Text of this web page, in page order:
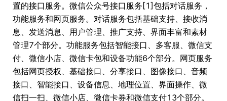
置的接口服务。微信公众号接口服务[1]包括对话服务，
功能服务和网页服务。对话服务包括基础支持、接收消
息、发送消息、用户管理、推广支持、界面丰富和素材
管理7个部分。功能服务包括智能接口、多客服、微信支
付、微信小店、微信卡包和设备功能6个部分。网页服务
包括网页授权、基础接口、分享接口、图像接口、音频
接口、智能接口、设备信息、地理位置、界面操作、微
信扫一扫、微信小店、微信卡券和微信支付13个部分。